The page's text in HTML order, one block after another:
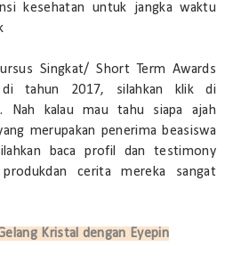
kesehatan untuk jangka waktu
Singkat/ Short Term Awards
tahun 2017, silahkan klik di
. Nah kalau mau tahu siapa ajah
merupakan penerima beasiswa
baca profil dan testimony
cerita mereka sangat
Kristal dengan Eyepin